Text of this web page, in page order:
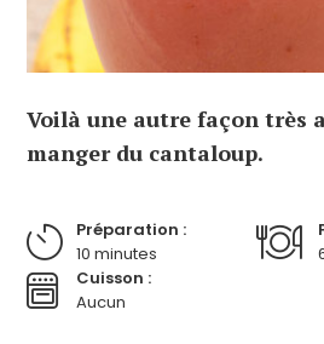
Voilà une autre façon très
manger du cantaloup.
Préparation :
10 minutes
Cuisson :
Aucun